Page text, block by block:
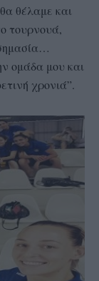
θέλαμε και
τουρνουά,
ομάδα μου και
χρονιά”.